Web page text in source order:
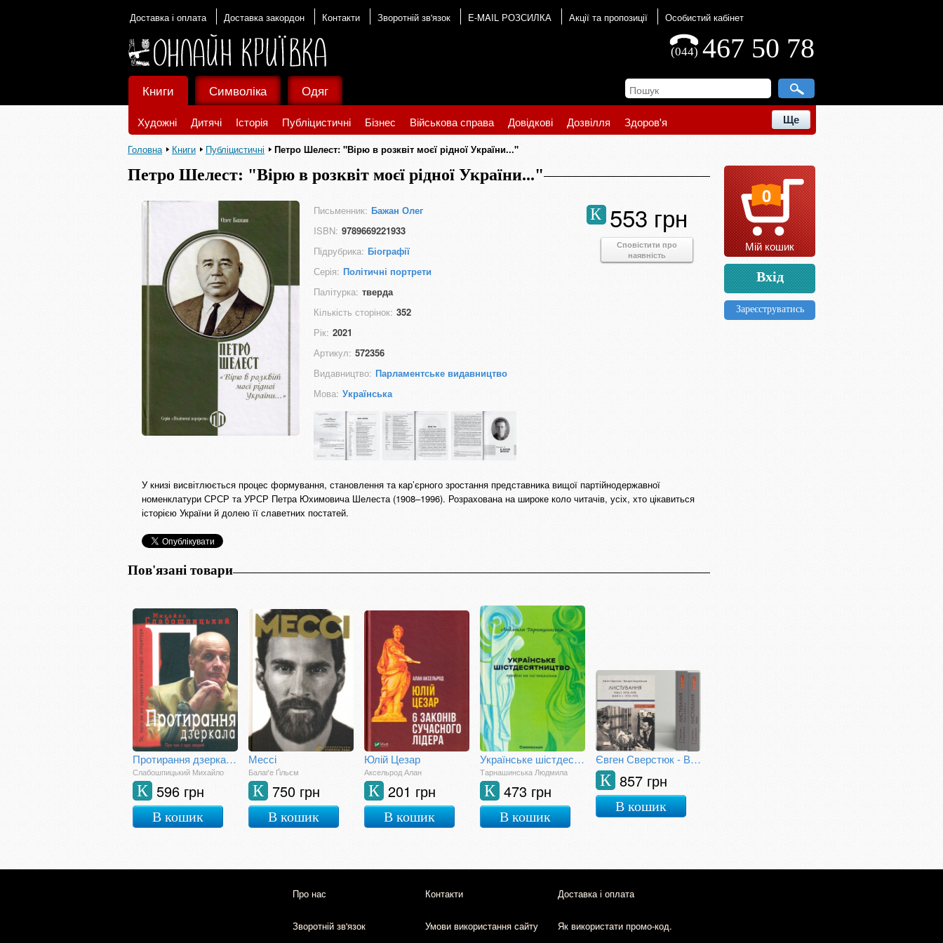
Доставка і оплата Доставка закордон Контакти Зворотній зв'язок E-MAIL РОЗСИЛКА Акції та пропозиції Особистий кабінет
467 50 78
(044)
Книги
Художні Дитячі Історія Публіцистичні Бізнес Військова справа Довідкові Дозвілля Здоров'я Ще
Символіка Одяг
Головна Книги Публіцистичні Петро Шелест: "Вірю в розквіт моєї рідної України..."
Петро Шелест: "Вірю в розквіт моєї рідної України..."
Письменник: Бажан Олег
ISBN: 9789669221933
Підрубрика: Біографії
Серія: Політичні портрети
Палітурка: тверда
Кількість сторінок: 352
Рік: 2021
Артикул: 572356
Видавництво: Парламентське видавництво
Мова: Українська
553 грн
К
Сповістити про
наявність
У книзі висвітлюється процес формування, становлення та кар’єрного зростання представника вищої партійнодержавної
номенклатури СРСР та УРСР Петра Юхимовича Шелеста (1908–1996). Розрахована на широке коло читачів, усіх, хто цікавиться
історією України й долею її славетних постатей.
Пов'язані товари
Протирання дзеркала. Те, чого ви не знайдете в історії літератури: спогади
Слабошпицький Михайло
596 грн
К
В кошик
Мессі
Балаґе Ґільєм
750 грн
К
В кошик
Юлій Цезар
Аксельрод Алан
201 грн
К
В кошик
Українське шістдесятництво: профілі на тлі покоління
Тарнашинська Людмила
473 грн
К
В кошик
Євген Сверстюк - Валерія Андрієвська. Листування (Двотомник у 3-х книгах)
857 грн
К
В кошик
0
Мій кошик
Вхід
Зареєструватись
Про нас Контакти Доставка і оплата
Зворотній зв'язок Умови використання сайту Як використати промо-код.